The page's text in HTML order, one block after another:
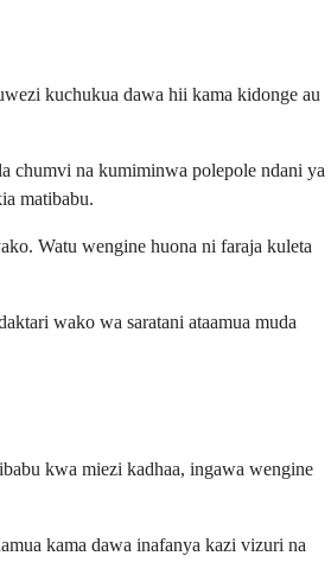
kuchukua dawa hii kama kidonge au
chumvi na kumiminwa polepole ndani ya
matibabu.
Watu wengine huona ni faraja kuleta
wako wa saratani ataamua muda
kwa miezi kadhaa, ingawa wengine
kama dawa inafanya kazi vizuri na